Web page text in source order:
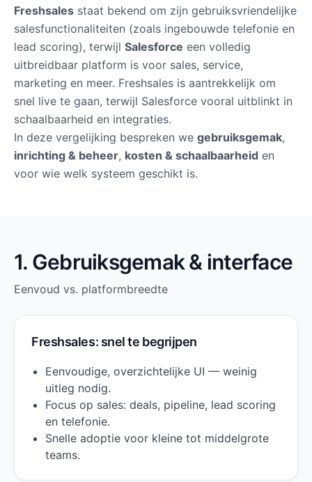
Freshsales staat bekend om zijn gebruiksvriendelijke
salesfunctionaliteiten (zoals ingebouwde telefonie en
lead scoring), terwijl Salesforce een volledig
uitbreidbaar platform is voor sales, service,
marketing en meer. Freshsales is aantrekkelijk om
snel live te gaan, terwijl Salesforce vooral uitblinkt in
schaalbaarheid en integraties.
In deze vergelijking bespreken we gebruiksgemak,
inrichting & beheer, kosten & schaalbaarheid en
voor wie welk systeem geschikt is.
1. Gebruiksgemak & interface
Eenvoud vs. platformbreedte
Freshsales: snel te begrijpen
Eenvoudige, overzichtelijke UI — weinig
uitleg nodig.
Focus op sales: deals, pipeline, lead scoring
en telefonie.
Snelle adoptie voor kleine tot middelgrote
teams.